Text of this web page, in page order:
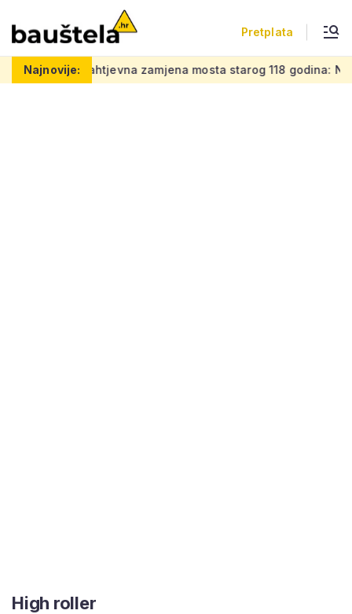
Pretplata
Najnovije:Zahtjevna zamjena mosta starog 118 godina: Novi
High roller